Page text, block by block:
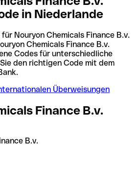
in Niederlande
Nouryon Chemicals Finance B.v.
Chemicals Finance B.v.
Codes für unterschiedliche
den richtigen Code mit dem
Überweisungen
Finance B.v.
B.v.